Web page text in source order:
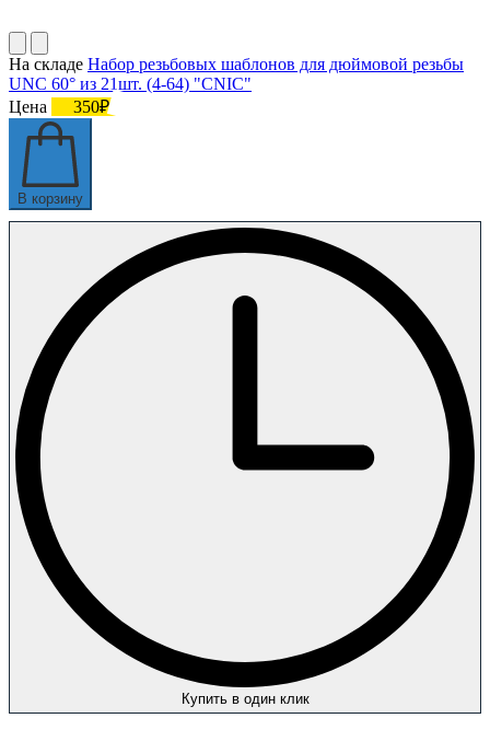
На складе Набор резьбовых шаблонов для дюймовой резьбы
UNC 60° из 21шт. (4-64) "CNIC"
Цена
350₽
В корзину
Купить в один клик